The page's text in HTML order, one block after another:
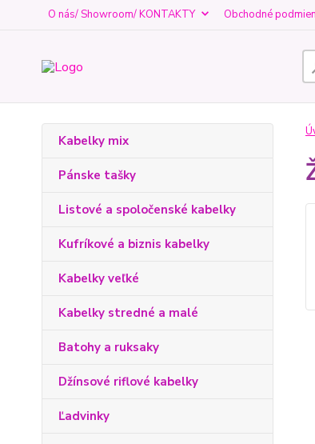
O nás/ Showroom/ KONTAKTY Obchodné
Kabelky mix
Pánske tašky
Listové a spoločenské kabelky
Kufríkové a biznis kabelky
Kabelky veľké
Kabelky stredné a malé
Batohy a ruksaky
Džínsové riflové kabelky
Ľadvinky